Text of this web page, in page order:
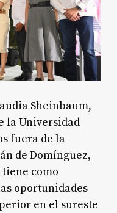
Sheinbaum,
la Universidad
fuera de la
de Domínguez,
como
oportunidades
en el sureste